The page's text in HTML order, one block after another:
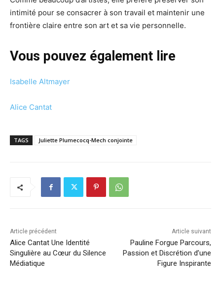
intimité pour se consacrer à son travail et maintenir une
frontière claire entre son art et sa vie personnelle.
Vous pouvez également lire
Isabelle Altmayer
Alice Cantat
TAGS Juliette Plumecocq-Mech conjointe
Article précédent
Alice Cantat Une Identité
Singulière au Cœur du Silence
Médiatique
Article suivant
Pauline Forgue Parcours,
Passion et Discrétion d’une
Figure Inspirante